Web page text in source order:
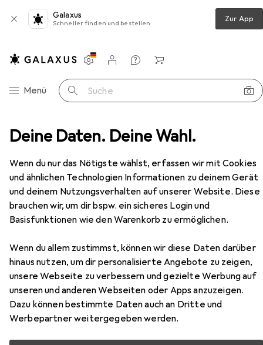
Deine Daten. Deine Wahl.
Wenn du nur das Nötigste wählst, erfassen wir mit Cookies
und ähnlichen Technologien Informationen zu deinem Gerät
und deinem Nutzungsverhalten auf unserer Website. Diese
brauchen wir, um dir bspw. ein sicheres Login und
Basisfunktionen wie den Warenkorb zu ermöglichen.
Wenn du allem zustimmst, können wir diese Daten darüber
hinaus nutzen, um dir personalisierte Angebote zu zeigen,
unsere Webseite zu verbessern und gezielte Werbung auf
unseren und anderen Webseiten oder Apps anzuzeigen.
Dazu können bestimmte Daten auch an Dritte und
Werbepartner weitergegeben werden.
Galaxus
Schneller finden und bestellen Zur App
Navigation nach Kategorien
Menü Suche
Einstellungen
Kundenkonto
Vergleichslisten
Merklisten
Warenkorb
Wohnzimmer Regal Vicco Unterschrank R-Line
EUR
102,22
ViccoUnterschrank R-Line
60 x 46 x 81.60 cm
Zubehör für Vicco Unterschrank
R-Line
Hier findest du passendes Zubehör zum Produkt Vicco